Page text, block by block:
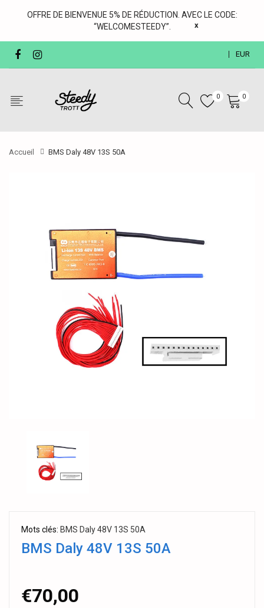
OFFRE DE BIENVENUE 5% DE RÉDUCTION. AVEC LE CODE:
“WELCOMESTEEDY”.
x
EUR
0 0
Accueil BMS Daly 48V 13S 50A
Mots clés: BMS Daly 48V 13S 50A
BMS Daly 48V 13S 50A
€70,00